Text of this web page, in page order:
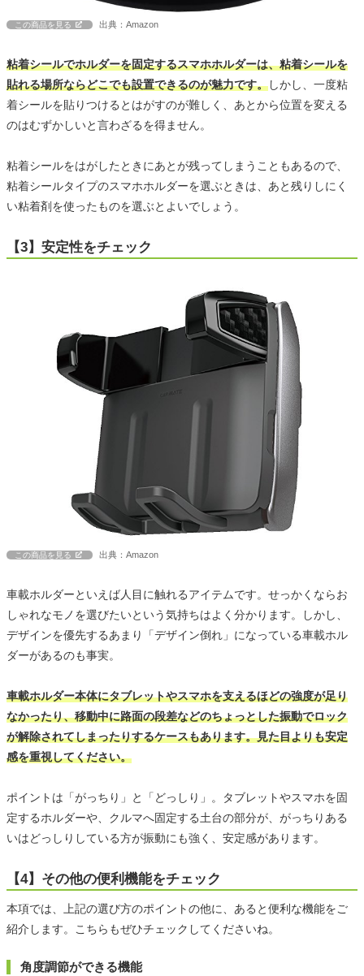
この商品を見る 出典：Amazon
粘着シールでホルダーを固定するスマホホルダーは、粘着シールを
貼れる場所ならどこでも設置できるのが魅力です。しかし、一度粘
着シールを貼りつけるとはがすのが難しく、あとから位置を変える
のはむずかしいと言わざるを得ません。
粘着シールをはがしたときにあとが残ってしまうこともあるので、
粘着シールタイプのスマホホルダーを選ぶときは、あと残りしにく
い粘着剤を使ったものを選ぶとよいでしょう。
【3】安定性をチェック
この商品を見る 出典：Amazon
車載ホルダーといえば人目に触れるアイテムです。せっかくならお
しゃれなモノを選びたいという気持ちはよく分かります。しかし、
デザインを優先するあまり「デザイン倒れ」になっている車載ホル
ダーがあるのも事実。
車載ホルダー本体にタブレットやスマホを支えるほどの強度が足り
なかったり、移動中に路面の段差などのちょっとした振動でロック
が解除されてしまったりするケースもあります。見た目よりも安定
感を重視してください。
ポイントは「がっちり」と「どっしり」。タブレットやスマホを固
定するホルダーや、クルマへ固定する土台の部分が、がっちりある
いはどっしりしている方が振動にも強く、安定感があります。
【4】その他の便利機能をチェック
本項では、上記の選び方のポイントの他に、あると便利な機能をご
紹介します。こちらもぜひチェックしてくださいね。
角度調節ができる機能